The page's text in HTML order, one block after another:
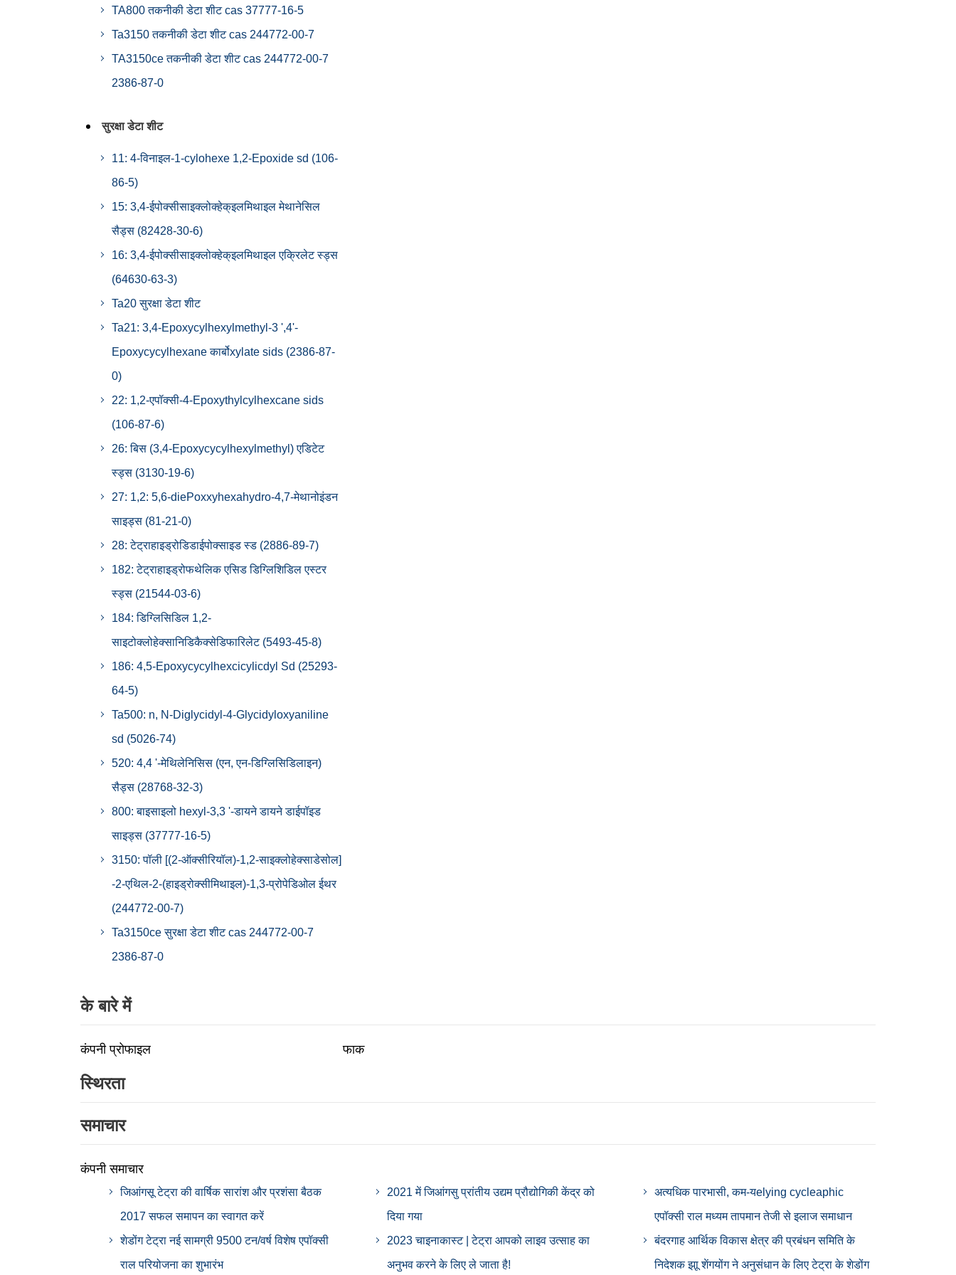
TA800 तकनीकी डेटा शीट cas 37777-16-5
Ta3150 तकनीकी डेटा शीट cas 244772-00-7
TA3150ce तकनीकी डेटा शीट cas 244772-00-7
2386-87-0
सुरक्षा डेटा शीट
11: 4-विनाइल-1-cylohexe 1,2-Epoxide sd (106-
86-5)
15: 3,4-ईपोक्सीसाइक्लोक्हेक्इलमिथाइल मेथानेसिल
सैड्स (82428-30-6)
16: 3,4-ईपोक्सीसाइक्लोक्हेक्इलमिथाइल एक्रिलेट स्ड्स
(64630-63-3)
Ta20 सुरक्षा डेटा शीट
Ta21: 3,4-Epoxycylhexylmethyl-3 ',4'-
Epoxycycylhexane कार्बोxylate sids (2386-87-
0)
22: 1,2-एपॉक्सी-4-Epoxythylcylhexcane sids
(106-87-6)
26: बिस (3,4-Epoxycycylhexylmethyl) एडिटेट
स्ड्स (3130-19-6)
27: 1,2: 5,6-diePoxxyhexahydro-4,7-मेथानोइंडन
साइड्स (81-21-0)
28: टेट्राहाइड्रोडिडाईपोक्साइड स्ड (2886-89-7)
182: टेट्राहाइड्रोफथेलिक एसिड डिग्लिशिडिल एस्टर
स्ड्स (21544-03-6)
184: डिग्लिसिडिल 1,2-
साइटोक्लोहेक्सानिडिकैक्सेडिफारिलेट (5493-45-8)
186: 4,5-Epoxycycylhexcicylicdyl Sd (25293-
64-5)
Ta500: n, N-Diglycidyl-4-Glycidyloxyaniline
sd (5026-74)
520: 4,4 '-मेथिलेनिसिस (एन, एन-डिग्लिसिडिलाइन)
सैड्स (28768-32-3)
800: बाइसाइलो hexyl-3,3 '-डायने डायने डाईपॉइड
साइड्स (37777-16-5)
3150: पॉली [(2-ऑक्सीरियॉल)-1,2-साइक्लोहेक्साडेसोल]
-2-एथिल-2-(हाइड्रोक्सीमिथाइल)-1,3-प्रोपेडिओल ईथर
(244772-00-7)
Ta3150ce सुरक्षा डेटा शीट cas 244772-00-7
2386-87-0
के बारे में
कंपनी प्रोफाइल फाक
स्थिरता
समाचार
कंपनी समाचार
जिआंगसू टेट्रा की वार्षिक सारांश और प्रशंसा बैठक
2017 सफल समापन का स्वागत करें
शेडोंग टेट्रा नई सामग्री 9500 टन/वर्ष विशेष एपॉक्सी
राल परियोजना का शुभारंभ
2021 में जिआंगसु प्रांतीय उद्यम प्रौद्योगिकी केंद्र को
दिया गया
2023 चाइनाकास्ट | टेट्रा आपको लाइव उत्साह का
अनुभव करने के लिए ले जाता है!
अत्यधिक पारभासी, कम-यelying cycleaphic
एपॉक्सी राल मध्यम तापमान तेजी से इलाज समाधान
बंदरगाह आर्थिक विकास क्षेत्र की प्रबंधन समिति के
निदेशक झाू शेंगयोंग ने अनुसंधान के लिए टेट्रा के शेडोंग